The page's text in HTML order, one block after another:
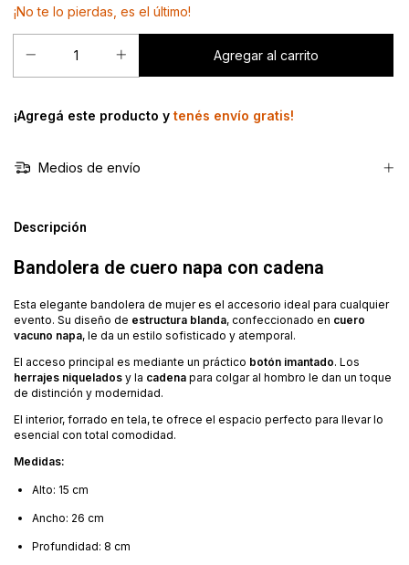
¡No te lo pierdas, es el último!
¡Agregá este producto y tenés envío gratis!
Medios de envío
Descripción
Bandolera de cuero napa con cadena
Esta elegante bandolera de mujer es el accesorio ideal para cualquier
evento. Su diseño de estructura blanda, confeccionado en cuero
vacuno napa, le da un estilo sofisticado y atemporal.
El acceso principal es mediante un práctico botón imantado. Los
herrajes niquelados y la cadena para colgar al hombro le dan un toque
de distinción y modernidad.
El interior, forrado en tela, te ofrece el espacio perfecto para llevar lo
esencial con total comodidad.
Medidas:
Alto: 15 cm
Ancho: 26 cm
Profundidad: 8 cm